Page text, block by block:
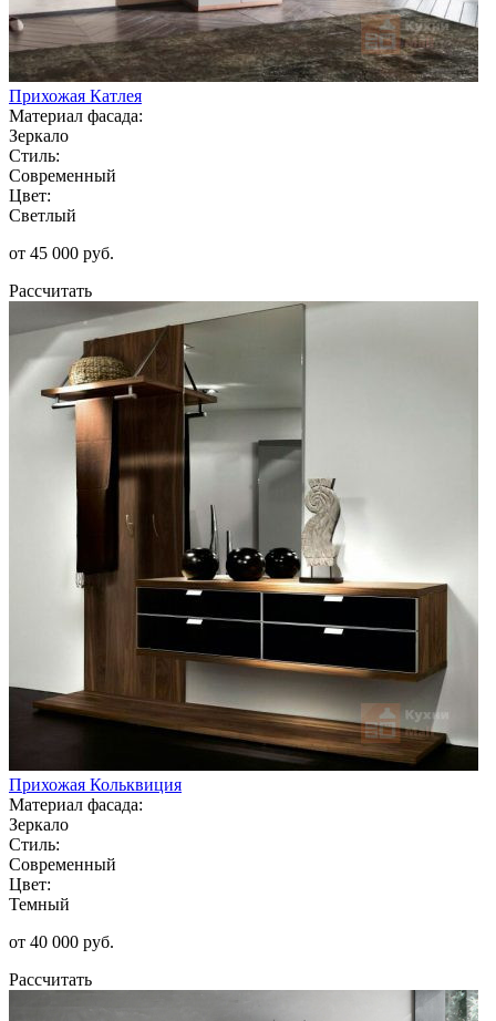
Прихожая Катлея
Материал фасада:
Зеркало
Стиль:
Современный
Цвет:
Светлый
от 45 000 руб.
Рассчитать
Прихожая Кольквиция
Материал фасада:
Зеркало
Стиль:
Современный
Цвет:
Темный
от 40 000 руб.
Рассчитать